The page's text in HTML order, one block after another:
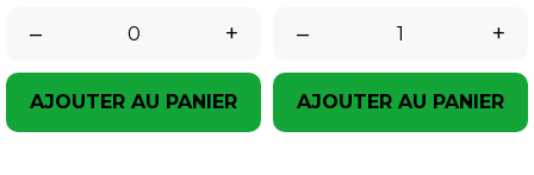
–
+
AJOUTER AU PANIER
– +
AJOUTER AU PANIER